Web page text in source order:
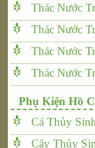
Thác Nước
Thác Nước
Thác Nước
Thác Nước
Phụ Kiện Hồ
Cá Thủy
Cây Thủy